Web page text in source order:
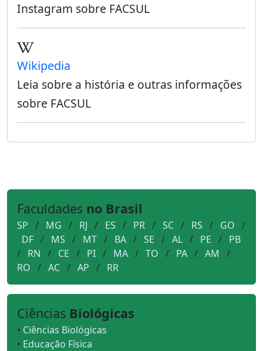
Instagram sobre FACSUL
Wikipedia
Leia sobre a história e outras informações
sobre FACSUL
Faculdades no Brasil
SP / MG / RJ / ES / PR / SC / RS / GO /
DF / MS / MT / BA / SE / AL / PE / PB
/ RN / CE / PI / MA / TO / PA / AM /
RO / AC / AP / RR
Ciências Biológicas
• Ciências Biológicas
• Educação Física